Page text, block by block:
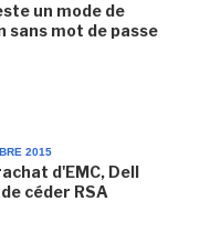
un mode de
sans mot de passe
2015
d'EMC, Dell
céder RSA